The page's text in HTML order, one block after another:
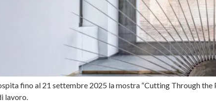
fino al 21 settembre 2025 la mostra “Cutting Through
lavoro.